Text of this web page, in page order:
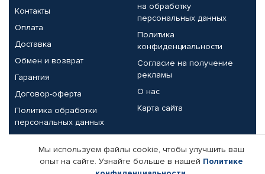
Контакты
Оплата
Доставка
Обмен и возврат
Гарантия
Договор-оферта
Политика обработки
персональных данных
на обработку
персональных данных
Политика
конфиденциальности
Согласие на получение
рекламы
О нас
Карта сайта
Партнерам
Корпоративным клиентам Реквизиты компании
Мы используем файлы cookie, чтобы улучшить ваш
опыт на сайте. Узнайте больше в нашей Политике